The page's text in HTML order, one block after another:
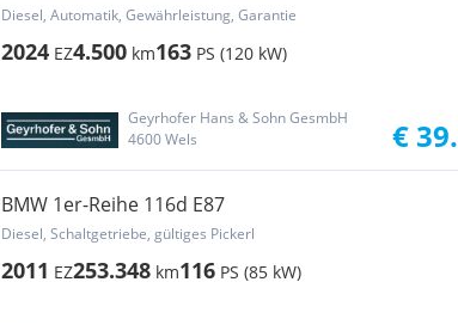
Paket/Pano/HUD/Innovations Paket/360°/D...
Diesel, Automatik, Gewährleistung, Garantie
2024 EZ4.500 km163 PS (120 kW)
Geyrhofer Hans & Sohn GesmbH
4600 Wels
€
BMW 1er-Reihe 116d E87
Diesel, Schaltgetriebe, gültiges Pickerl
2011 EZ253.348 km116 PS (85 kW)